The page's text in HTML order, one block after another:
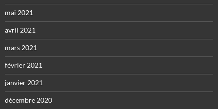
mai 2021
avril 2021
mars 2021
février 2021
janvier 2021
décembre 2020